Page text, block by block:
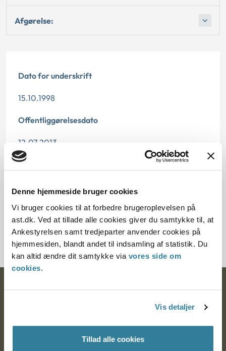
Denne hjemmeside bruger cookies
Vi bruger cookies til at forbedre brugeroplevelsen på
ast.dk. Ved at tillade alle cookies giver du samtykke til, at
Ankestyrelsen samt tredjeparter anvender cookies på
hjemmesiden, blandt andet til indsamling af statistik. Du
kan altid ændre dit samtykke via vores side om
cookies.
Vis detaljer
Tillad alle cookies
Afgørelse:
Dato for underskrift
15.10.1998
Offentliggørelsesdato
12.07.2013
Paragraf
§ 2 § 5
Journalnummer
200517-98
Ankestyrelsen